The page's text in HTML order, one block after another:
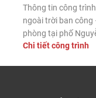
Thông tin công
ngoài trời ban công
phòng tại phố
Sàn gỗ nhựa ngoài
Chi tiết công trình